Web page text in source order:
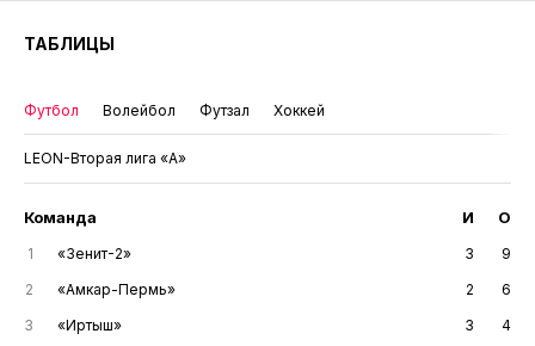
ТАБЛИЦЫ
Футбол Волейбол Футзал Хоккей
LEON-Вторая лига «А»
Команда И О
1 «Зенит-2» 3
9
2
«Амкар-Пермь» 2
6
3
«Иртыш» 3
4